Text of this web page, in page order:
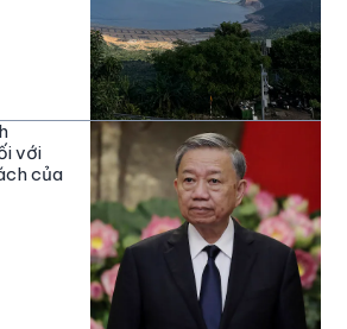
với
của